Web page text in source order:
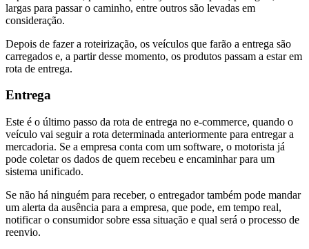
largas para passar o caminho, entre outros são levadas em
consideração.
Depois de fazer a roteirização, os veículos que farão a entrega são
carregados e, a partir desse momento, os produtos passam a estar em
rota de entrega.
Entrega
Este é o último passo da rota de entrega no e-commerce, quando o
veículo vai seguir a rota determinada anteriormente para entregar a
mercadoria. Se a empresa conta com um software, o motorista já
pode coletar os dados de quem recebeu e encaminhar para um
sistema unificado.
Se não há ninguém para receber, o entregador também pode mandar
um alerta da ausência para a empresa, que pode, em tempo real,
notificar o consumidor sobre essa situação e qual será o processo de
reenvio.